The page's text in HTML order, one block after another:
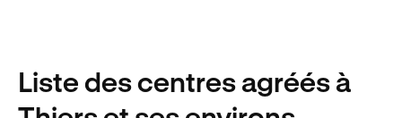
Liste des centres agréésà